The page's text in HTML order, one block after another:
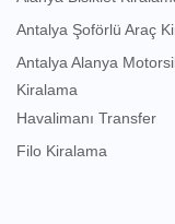
Antalya Şoförlü Araç
Antalya Alanya
Kiralama
Havalimanı Transfer
Filo Kiralama